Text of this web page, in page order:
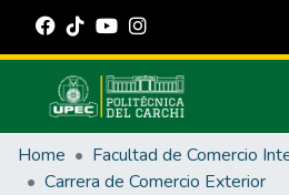
Communities & Collections
All of DSpace
Home
Carrera de Comercio Exterior